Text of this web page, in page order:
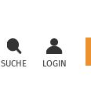
SUCHE LOGIN